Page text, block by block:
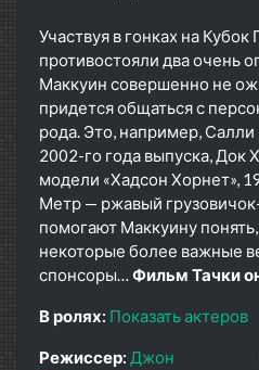
Участвуя в гонках на
противостояли два очень
Маккуин совершенно не
придется общаться с
рода. Это, например,
2002-го года выпуска, Док
модели «Хадсон Хорнет»,
Метр — ржавый
помогают Маккуину
некоторые более важные
спонсоры… Фильм Тачки
В ролях: Показать актеров
Режиссер: Джон